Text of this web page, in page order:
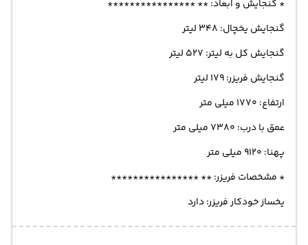
* گنجایش و ابعاد: ** ****************
گنجایش یخچال: 348 لیتر
گنجایش کل به لیتر: 527 لیتر
گنجایش فریزر: 179 لیتر
ارتفاع: 1770 میلی متر
عمق با درب: 7380 میلی متر
پهنا: 9120 میلی متر
* مشخصات فریزر: ** ****************
یخساز خودکار فریزر: دارد